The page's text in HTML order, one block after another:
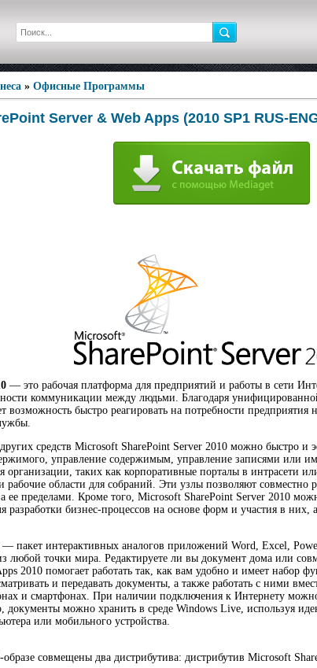
» Офисные Программы
Server & Web Apps (2010 SP1 RUS-
— это рабочая платформа для предприятий и работы в сети
коммуникации между людьми. Благодаря
возможность быстро реагировать на потребности предприятия
средств Microsoft SharePoint Server 2010 можно быстро и
управление содержимым, управление записями или
организации, таких как корпоративные порталы в интрасети
области для собраний. Эти узлы позволяют совместно
ее пределами. Кроме того, Microsoft SharePoint Server 2010
разработки бизнес-процессов на основе форм и участия в
— пакет интерактивных аналогов приложений Word, Excel,
любой точки мира. Редактируете ли вы документ дома или
2010 помогает работать так, как вам удобно и имеет набор
и передавать документы, а также работать с ними
и смартфонах. При наличии подключения к Интернету можно
документы можно хранить в среде Windows Live, используя
или мобильного устройства.
совмещены два дистрибутива: дистрибутив Microsoft